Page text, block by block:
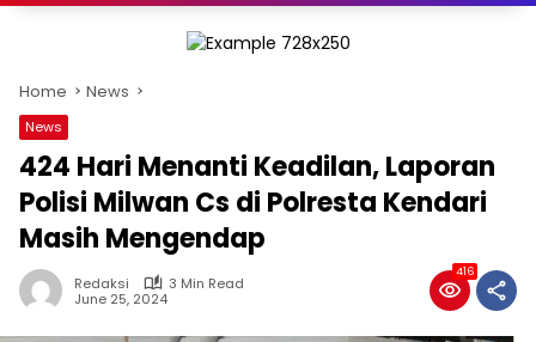
Home News
News
424 Hari Menanti Keadilan, Laporan
Polisi Milwan Cs di Polresta Kendari
Masih Mengendap
Redaksi
3 Min Read
June 25, 2024
416